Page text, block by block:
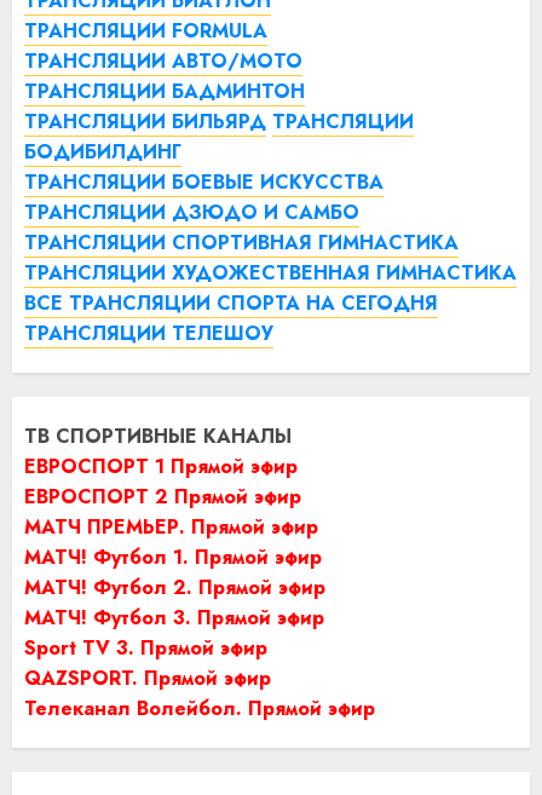
ТРАНСЛЯЦИИ FORMULA
ТРАНСЛЯЦИИ АВТО/МОТО
ТРАНСЛЯЦИИ БАДМИНТОН
ТРАНСЛЯЦИИ БИЛЬЯРД ТРАНСЛЯЦИИ
БОДИБИЛДИНГ
ТРАНСЛЯЦИИ БОЕВЫЕ ИСКУССТВА
ТРАНСЛЯЦИИ ДЗЮДО И САМБО
ТРАНСЛЯЦИИ СПОРТИВНАЯ ГИМНАСТИКА
ТРАНСЛЯЦИИ ХУДОЖЕСТВЕННАЯ ГИМНАСТИКА
ВСЕ ТРАНСЛЯЦИИ СПОРТА НА СЕГОДНЯ
ТРАНСЛЯЦИИ ТЕЛЕШОУ
ТВ СПОРТИВНЫЕ КАНАЛЫ
ЕВРОСПОРТ 1 Прямой эфир
ЕВРОСПОРТ 2 Прямой эфир
МАТЧ ПРЕМЬЕР. Прямой эфир
МАТЧ! Футбол 1. Прямой эфир
МАТЧ! Футбол 2. Прямой эфир
МАТЧ! Футбол 3. Прямой эфир
Sport TV 3. Прямой эфир
QAZSPORT. Прямой эфир
Телеканал Волейбол. Прямой эфир